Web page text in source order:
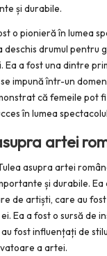
și durabile.
o pionieră în lumea
deschis drumul pentru
Ea a fost una dintre
impună într-un
că femeile pot
în lumea
artei
asupra artei
și durabile.
de artiști, care au
Ea a fost o sursă de
fost influențați de
a artei.